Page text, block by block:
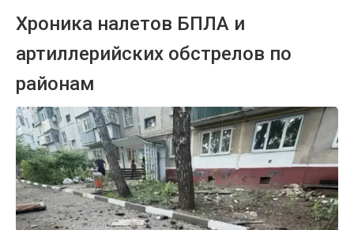
Хроника налетов БПЛА и
артиллерийских обстрелов по
районам